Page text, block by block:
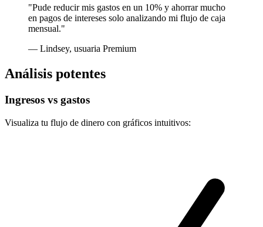
"Pude reducir mis gastos en un 10% y ahorrar mucho
en pagos de intereses solo analizando mi flujo de caja
mensual."
— Lindsey, usuaria Premium
Análisis potentes
Ingresos vs gastos
Visualiza tu flujo de dinero con gráficos intuitivos: